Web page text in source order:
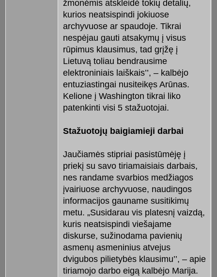
žmonėmis atskleidė tokių detalių,
kurios neatsispindi jokiuose
archyvuose ar spaudoje. Tikrai
nespėjau gauti atsakymų į visus
rūpimus klausimus, tad grįžę į
Lietuvą toliau bendrausime
elektroniniais laiškais’’, – kalbėjo
entuziastingai nusiteikęs Arūnas.
Kelione į Washington tikrai liko
patenkinti visi 5 stažuotojai.
Stažuotojų baigiamieji darbai
Jaučiamės stipriai pasistūmėję į
priekį su savo tiriamaisiais darbais,
nes randame svarbios medžiagos
įvairiuose archyvuose, naudingos
informacijos gauname susitikimų
metu. „Susidarau vis platesnį vaizdą,
kuris neatsispindi viešajame
diskurse, sužinodama pavienių
asmenų asmeninius atvejus
dvigubos pilietybės klausimu’’, – apie
tiriamojo darbo eigą kalbėjo Marija.